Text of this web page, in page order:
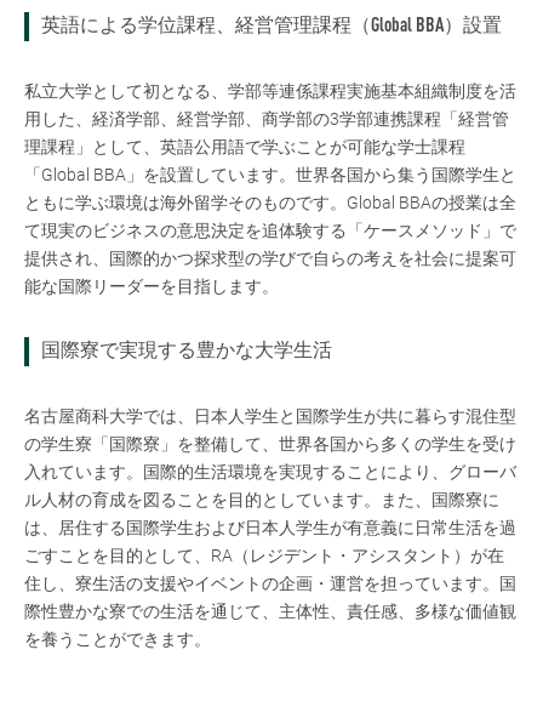
英語による学位課程、経営管理課程（Global BBA）設置
私立大学として初となる、学部等連係課程実施基本組織制度を活
用した、経済学部、経営学部、商学部の3学部連携課程「経営管
理課程」として、英語公用語で学ぶことが可能な学士課程
「Global BBA」を設置しています。世界各国から集う国際学生と
ともに学ぶ環境は海外留学そのものです。Global BBAの授業は全
て現実のビジネスの意思決定を追体験する「ケースメソッド」で
提供され、国際的かつ探求型の学びで自らの考えを社会に提案可
能な国際リーダーを目指します。
国際寮で実現する豊かな大学生活
名古屋商科大学では、日本人学生と国際学生が共に暮らす混住型
の学生寮「国際寮」を整備して、世界各国から多くの学生を受け
入れています。国際的生活環境を実現することにより、グローバ
ル人材の育成を図ることを目的としています。また、国際寮に
は、居住する国際学生および日本人学生が有意義に日常生活を過
ごすことを目的として、RA（レジデント・アシスタント）が在
住し、寮生活の支援やイベントの企画・運営を担っています。国
際性豊かな寮での生活を通じて、主体性、責任感、多様な価値観
を養うことができます。